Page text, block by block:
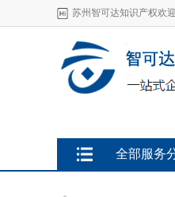
苏州智可达知识产权欢
全部服务